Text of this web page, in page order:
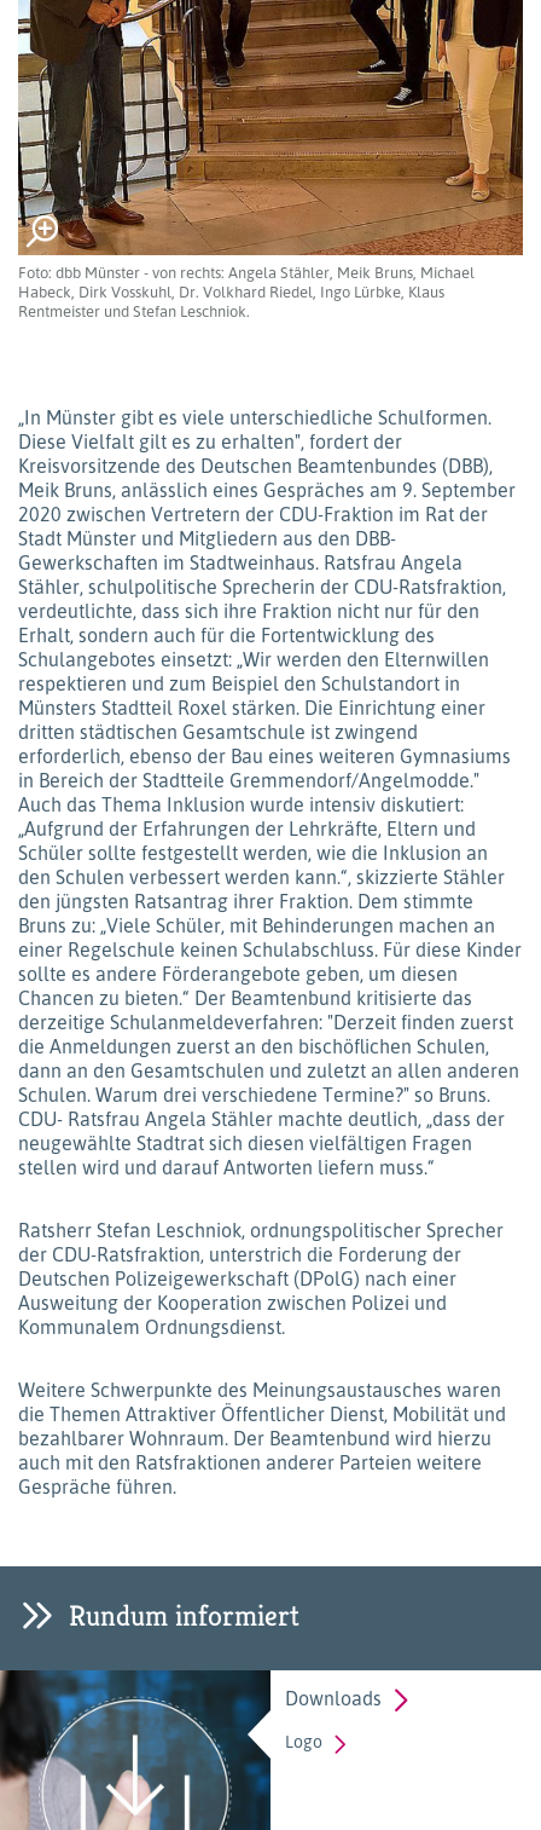
Foto: dbb Münster - von rechts: Angela Stähler, Meik Bruns, Michael
Habeck, Dirk Vosskuhl, Dr. Volkhard Riedel, Ingo Lürbke, Klaus
Rentmeister und Stefan Leschniok.
„In Münster gibt es viele unterschiedliche Schulformen.
Diese Vielfalt gilt es zu erhalten", fordert der
Kreisvorsitzende des Deutschen Beamtenbundes (DBB),
Meik Bruns, anlässlich eines Gespräches am 9. September
2020 zwischen Vertretern der CDU-Fraktion im Rat der
Stadt Münster und Mitgliedern aus den DBB-
Gewerkschaften im Stadtweinhaus. Ratsfrau Angela
Stähler, schulpolitische Sprecherin der CDU-Ratsfraktion,
verdeutlichte, dass sich ihre Fraktion nicht nur für den
Erhalt, sondern auch für die Fortentwicklung des
Schulangebotes einsetzt: „Wir werden den Elternwillen
respektieren und zum Beispiel den Schulstandort in
Münsters Stadtteil Roxel stärken. Die Einrichtung einer
dritten städtischen Gesamtschule ist zwingend
erforderlich, ebenso der Bau eines weiteren Gymnasiums
in Bereich der Stadtteile Gremmendorf/Angelmodde."
Auch das Thema Inklusion wurde intensiv diskutiert:
„Aufgrund der Erfahrungen der Lehrkräfte, Eltern und
Schüler sollte festgestellt werden, wie die Inklusion an
den Schulen verbessert werden kann.“, skizzierte Stähler
den jüngsten Ratsantrag ihrer Fraktion. Dem stimmte
Bruns zu: „Viele Schüler, mit Behinderungen machen an
einer Regelschule keinen Schulabschluss. Für diese Kinder
sollte es andere Förderangebote geben, um diesen
Chancen zu bieten.“ Der Beamtenbund kritisierte das
derzeitige Schulanmeldeverfahren: "Derzeit finden zuerst
die Anmeldungen zuerst an den bischöflichen Schulen,
dann an den Gesamtschulen und zuletzt an allen anderen
Schulen. Warum drei verschiedene Termine?" so Bruns.
CDU- Ratsfrau Angela Stähler machte deutlich, „dass der
neugewählte Stadtrat sich diesen vielfältigen Fragen
stellen wird und darauf Antworten liefern muss.“
Ratsherr Stefan Leschniok, ordnungspolitischer Sprecher
der CDU-Ratsfraktion, unterstrich die Forderung der
Deutschen Polizeigewerkschaft (DPolG) nach einer
Ausweitung der Kooperation zwischen Polizei und
Kommunalem Ordnungsdienst.
Weitere Schwerpunkte des Meinungsaustausches waren
die Themen Attraktiver Öffentlicher Dienst, Mobilität und
bezahlbarer Wohnraum. Der Beamtenbund wird hierzu
auch mit den Ratsfraktionen anderer Parteien weitere
Gespräche führen.
Rundum informiert
Downloads
Logo